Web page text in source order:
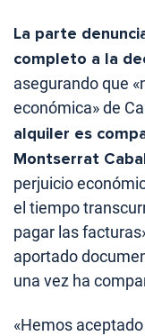
La parte
completo a la
asegurando que
económica» de
alquiler es
Montserrat
perjuicio
el tiempo
pagar las
aportado
una vez ha
«Hemos